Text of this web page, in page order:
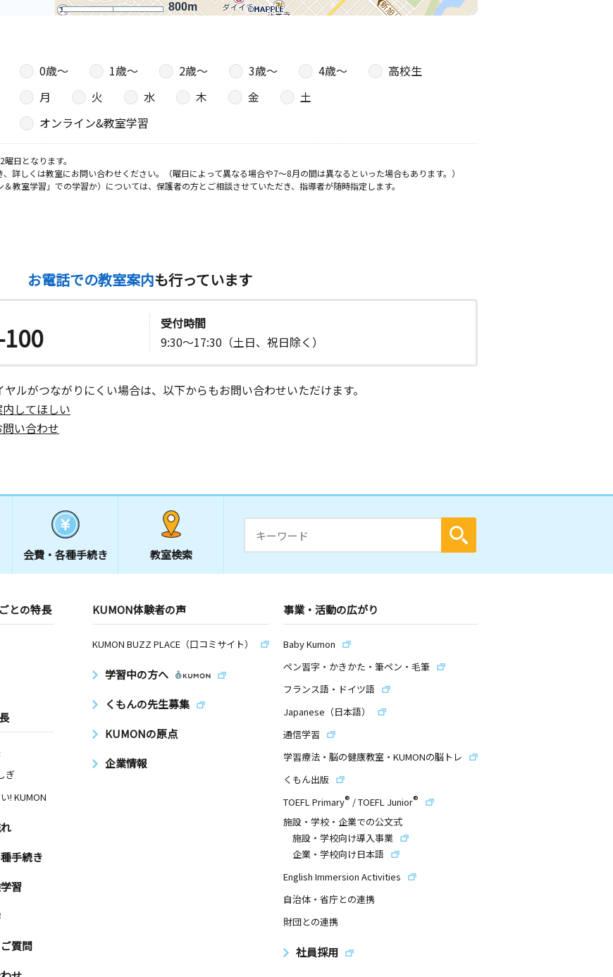
800m
0歳〜 1歳〜 2歳〜 3歳〜 4歳〜
高校生
月 火 水 木 金
土
オンライン&教室学習
日となります。
詳しくは教室にお問い合わせください。（曜日によって異なる場合や7～8月の間は異なるといった場合もあります。）
教室学習」での学習か）については、保護者の方とご相談させていただき、指導者が随時指定します。
お電話での教室案内も行っています
受付時間
9:30～17:30（土日、祝日除く）
ルがつながりにくい場合は、以下からもお問い合わせいただけます。
してほしい
い合わせ
会費・ 各種手続き 教室検索
との特長
ぎ
! KUMON
手続き
習
質問
KUMON体験者の声
KUMON BUZZ PLACE（口コミサイト）
学習中の方へ
くもんの先生募集
KUMONの原点
企業情報
事業・活動の広がり
Baby Kumon
ペン習字・かきかた・筆ペン・毛筆
フランス語・ドイツ語
Japanese（日本語）
通信学習
学習療法・脳の健康教室・KUMONの脳トレ
くもん出版
TOEFL Primary® /TOEFL Junior®
施設・学校・企業での公文式
施設・学校向け導入事業
企業・学校向け日本語
English Immersion Activities
自治体・省庁との連携
財団との連携
社員採用